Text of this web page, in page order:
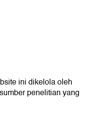
ini dikelola oleh
penelitian yang